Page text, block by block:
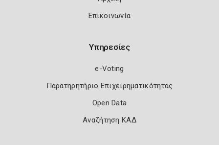
Επικοινωνία
Υπηρεσίες
e-Voting
Παρατηρητήριο Επιχειρηματικότητας
Open Data
Αναζήτηση ΚΑΔ